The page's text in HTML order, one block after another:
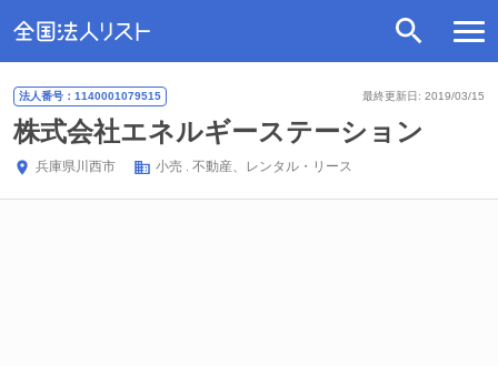
最終更新日: 2019/03/15
法人番号：1140001079515
株式会社エネルギーステーション
兵庫県川西市 小売 不動産、レンタル・リース